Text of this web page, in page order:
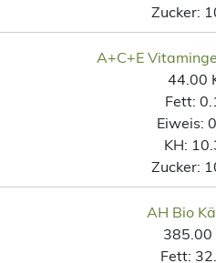
Zucker:
A+C+E
44.00
Fett:
Eiweis:
KH:
Zucker:
AH Bio
385.00
Fett: